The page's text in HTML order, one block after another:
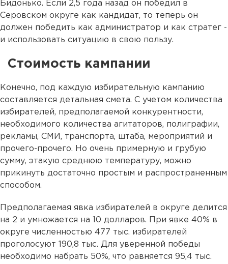
Бидонько. Если 2,5 года назад он победил в
Серовском округе как кандидат, то теперь он
должен победить как администратор и как стратег -
и использовать ситуацию в свою пользу.
Стоимость кампании
Конечно, под каждую избирательную кампанию
составляется детальная смета. С учетом количества
избирателей, предполагаемой конкурентности,
необходимого количества агитаторов, полиграфии,
рекламы, СМИ, транспорта, штаба, мероприятий и
прочего-прочего. Но очень примерную и грубую
сумму, этакую среднюю температуру, можно
прикинуть достаточно простым и распространенным
способом.
Предполагаемая явка избирателей в округе делится
на 2 и умножается на 10 долларов. При явке 40% в
округе численностью 477 тыс. избирателей
проголосуют 190,8 тыс. Для уверенной победы
необходимо набрать 50%, что равняется 95,4 тыс.